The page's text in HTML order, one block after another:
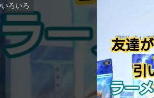
ろいろ